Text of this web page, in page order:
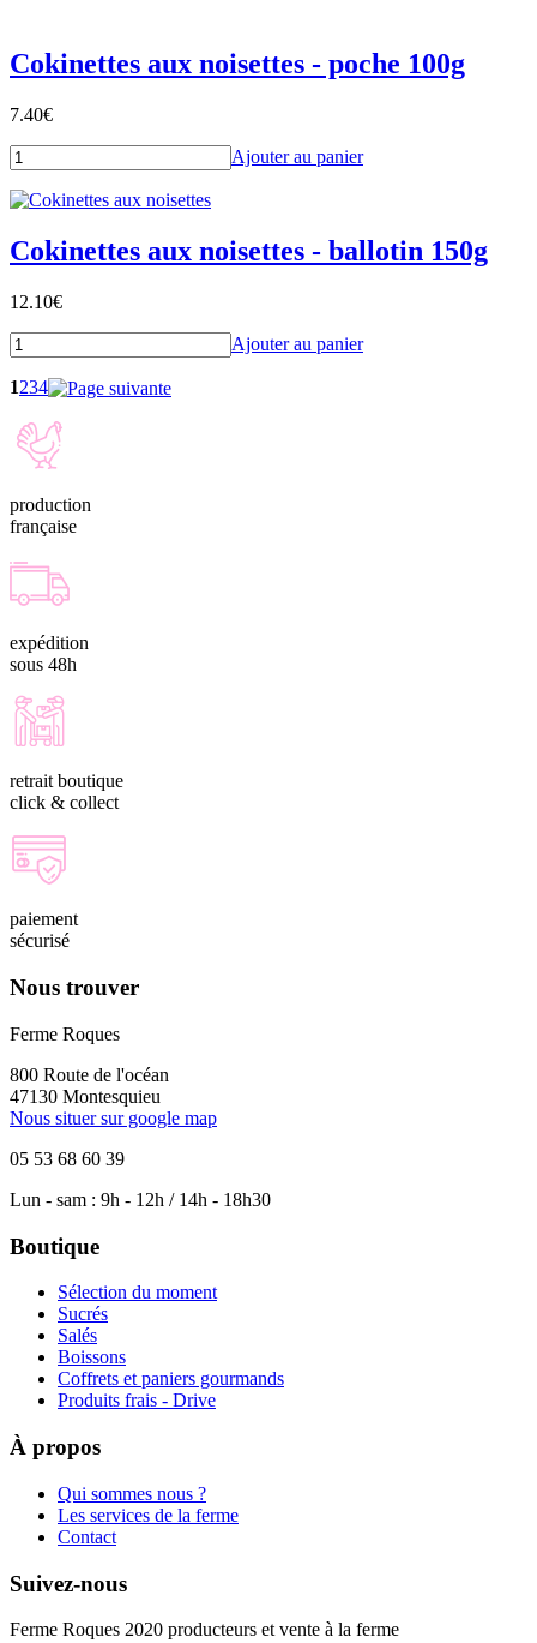
Cokinettes aux noisettes - poche 100g
7.40€
Ajouter au panier
Cokinettes aux noisettes - ballotin 150g
12.10€
Ajouter au panier
1234
production
française
expédition
sous 48h
retrait boutique
click & collect
paiement
sécurisé
Nous trouver
Ferme Roques
800 Route de l'océan
47130 Montesquieu
Nous situer sur google map
05 53 68 60 39
Lun - sam : 9h - 12h / 14h - 18h30
Boutique
Sélection du moment
Sucrés
Salés
Boissons
Coffrets et paniers gourmands
Produits frais - Drive
À propos
Qui sommes nous ?
Les services de la ferme
Contact
Suivez-nous
Ferme Roques 2020 producteurs et vente à la ferme